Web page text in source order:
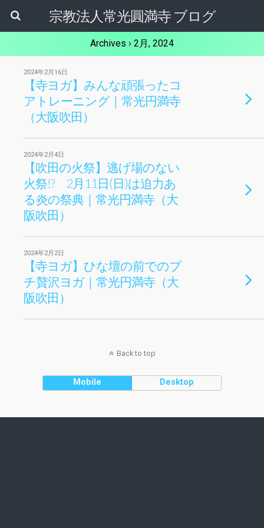
宗教法人常光圓満寺 ブログ
Archives › 2月, 2024
2024年2月16日
【寺ヨガ】みんな頑張ったコ
アトレーニング｜常光円満寺
（大阪吹田）
2024年2月4日
【吹田の火祭】逃げ場のない
火祭!? 2月11日(日)は迫力あ
る炎の祭典｜常光円満寺（大
阪吹田）
2024年2月2日
【寺ヨガ】ひな壇の前でのプ
チ贅沢ヨガ｜常光円満寺（大
阪吹田）
Back to top
Mobile Desktop